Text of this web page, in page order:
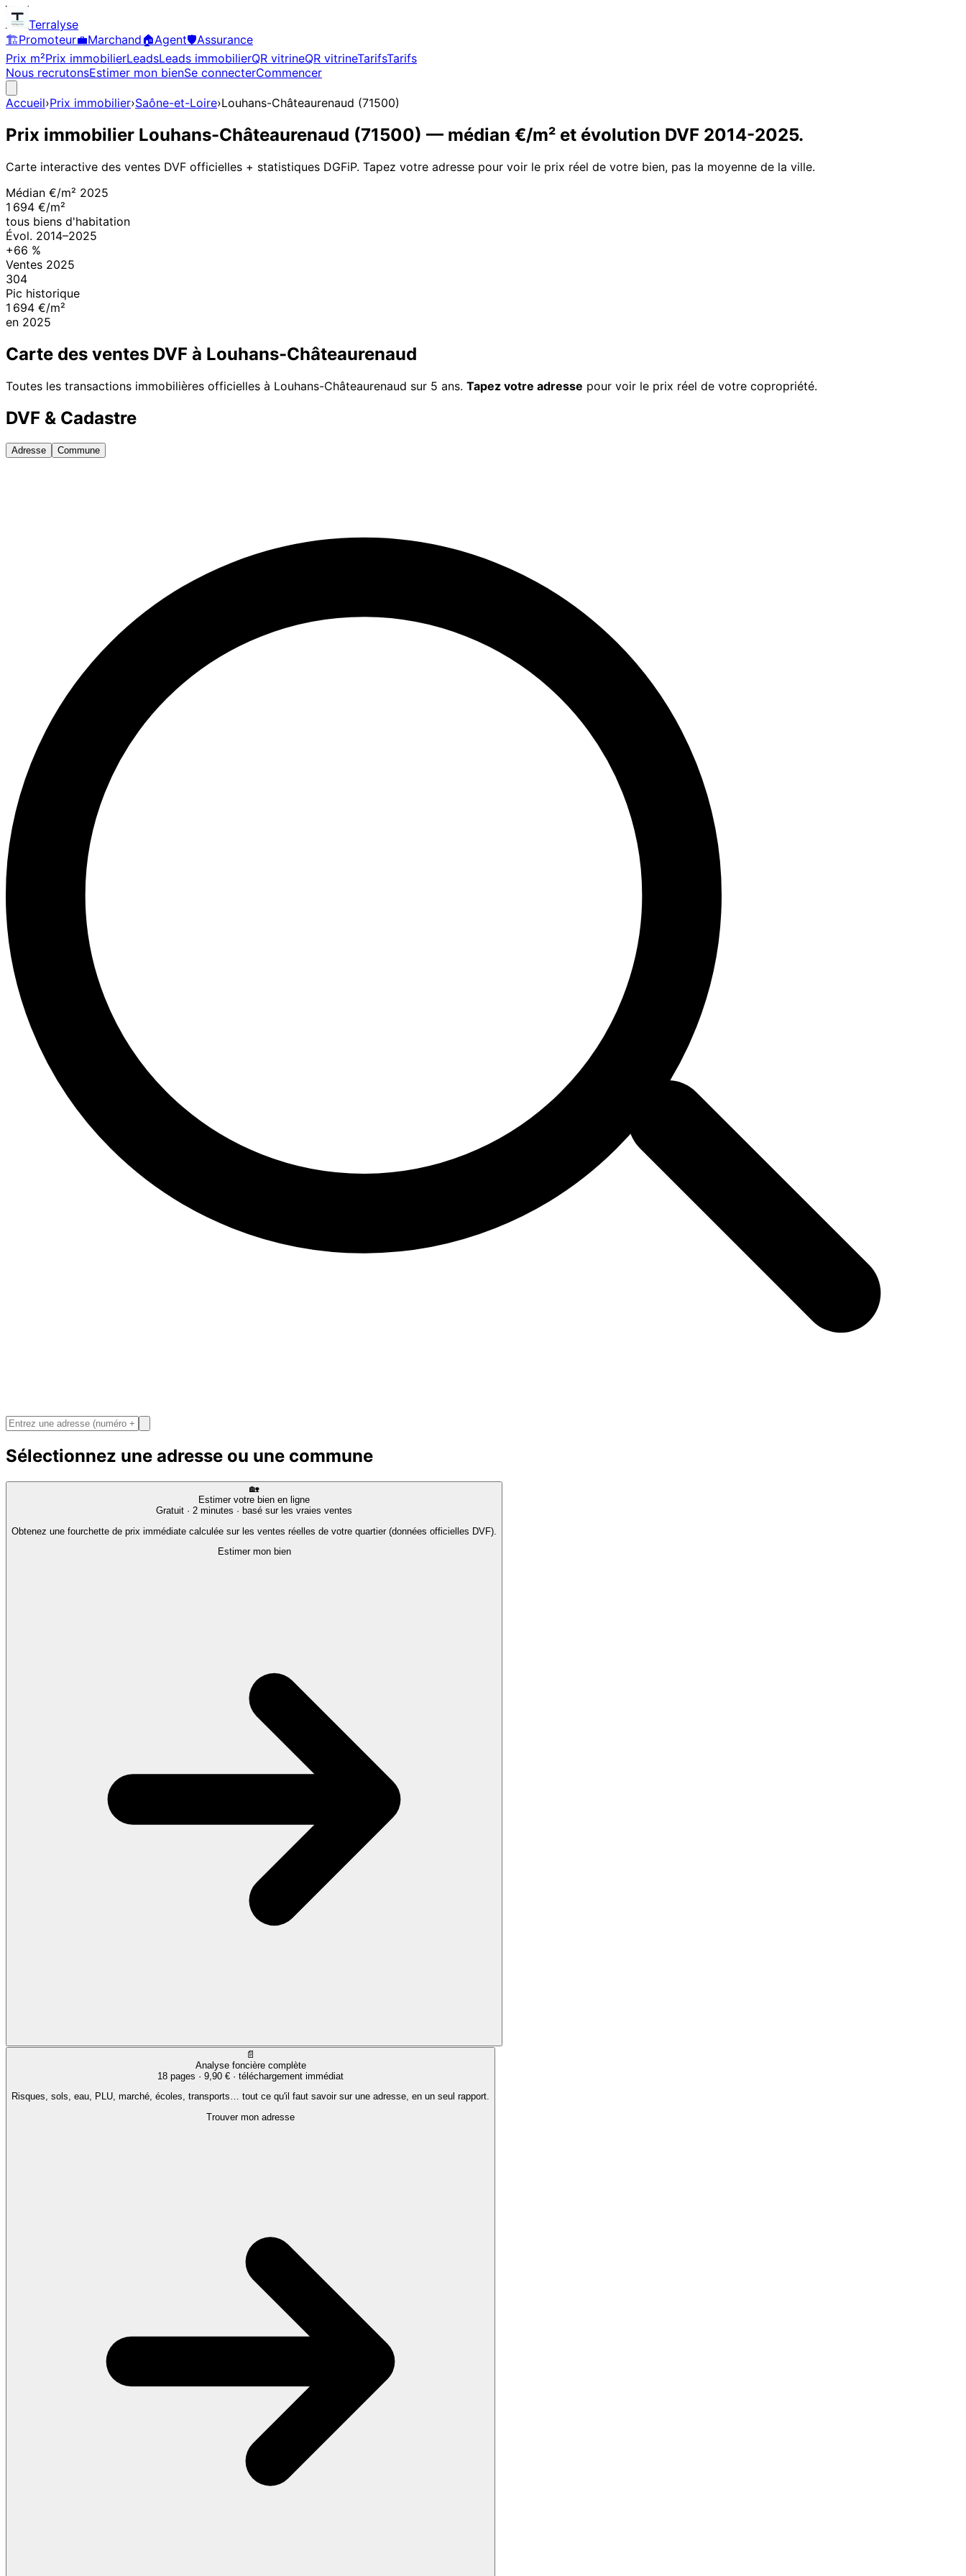
Terralyse
🏗️Promoteur💼Marchand🏠Agent🛡️Assurance
Prix m²Prix immobilierLeadsLeads immobilierQR vitrineQR vitrineTarifsTarifs
Nous recrutonsEstimer mon bienSe connecterCommencer
Accueil›Prix immobilier›Saône-et-Loire›Louhans-Châteaurenaud (71500)
Prix immobilier Louhans-Châteaurenaud (71500) — médian €/m² et évolution DVF 2014-2025.
Carte interactive des ventes DVF officielles + statistiques DGFiP. Tapez votre adresse pour voir le prix réel de votre bien, pas la moyenne de la ville.
Médian €/m² 2025
1 694 €/m²
tous biens d'habitation
Évol. 2014–2025
+66 %
Ventes 2025
304
Pic historique
1 694 €/m²
en 2025
Carte des ventes DVF à Louhans-Châteaurenaud
Toutes les transactions immobilières officielles à Louhans-Châteaurenaud sur 5 ans. Tapez votre adresse pour voir le prix réel de votre copropriété.
DVF & Cadastre
Adresse Commune
Sélectionnez une adresse ou une commune
🏡
Estimer votre bien en ligne
Gratuit · 2 minutes · basé sur les vraies ventes
Obtenez une fourchette de prix immédiate calculée sur les ventes réelles de votre quartier (données officielles DVF).
Estimer mon bien
📄
Analyse foncière complète
18 pages · 9,90 € · téléchargement immédiat
Risques, sols, eau, PLU, marché, écoles, transports… tout ce qu'il faut savoir sur une adresse, en un seul rapport.
Trouver mon adresse